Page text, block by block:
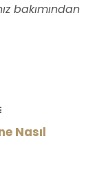
bakımından
Nasıl